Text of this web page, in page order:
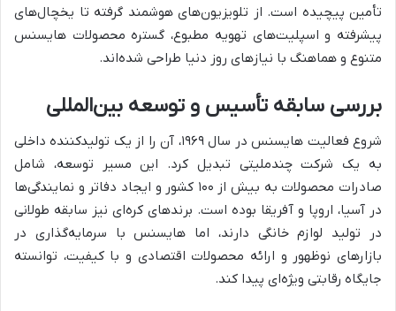
تأمین پیچیده است. از تلویزیون‌های هوشمند گرفته تا یخچال‌های
پیشرفته و اسپلیت‌های تهویه مطبوع، گستره محصولات هایسنس
متنوع و هماهنگ با نیازهای روز دنیا طراحی شده‌اند.
بررسی سابقه تأسیس و توسعه بین‌المللی
شروع فعالیت هایسنس در سال ۱۹۶۹، آن را از یک تولیدکننده داخلی
به یک شرکت چندملیتی تبدیل کرد. این مسیر توسعه، شامل
صادرات محصولات به بیش از ۱۰۰ کشور و ایجاد دفاتر و نمایندگی‌ها
در آسیا، اروپا و آفریقا بوده است. برندهای کره‌ای نیز سابقه طولانی
در تولید لوازم خانگی دارند، اما هایسنس با سرمایه‌گذاری در
بازارهای نوظهور و ارائه محصولات اقتصادی و با کیفیت، توانسته
جایگاه رقابتی ویژه‌ای پیدا کند.